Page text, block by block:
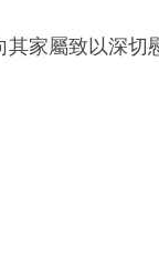
家屬致以深切